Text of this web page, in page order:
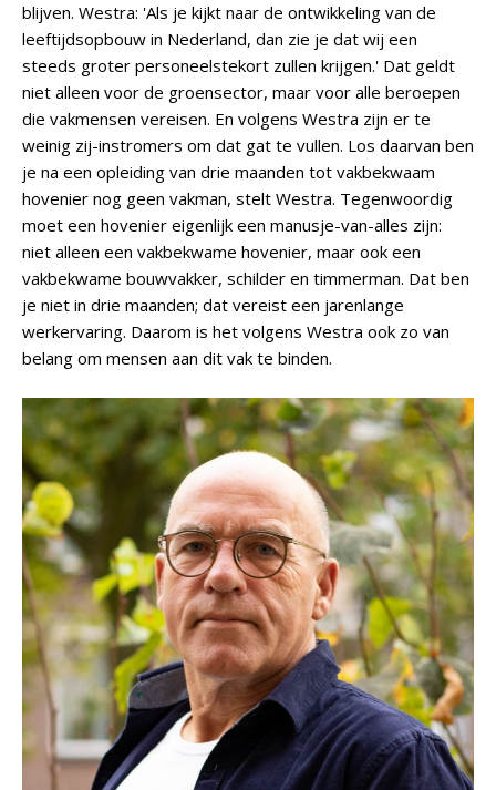
blijven. Westra: 'Als je kijkt naar de ontwikkeling van de
leeftijdsopbouw in Nederland, dan zie je dat wij een
steeds groter personeelstekort zullen krijgen.' Dat geldt
niet alleen voor de groensector, maar voor alle beroepen
die vakmensen vereisen. En volgens Westra zijn er te
weinig zij-instromers om dat gat te vullen. Los daarvan ben
je na een opleiding van drie maanden tot vakbekwaam
hovenier nog geen vakman, stelt Westra. Tegenwoordig
moet een hovenier eigenlijk een manusje-van-alles zijn:
niet alleen een vakbekwame hovenier, maar ook een
vakbekwame bouwvakker, schilder en timmerman. Dat ben
je niet in drie maanden; dat vereist een jarenlange
werkervaring. Daarom is het volgens Westra ook zo van
belang om mensen aan dit vak te binden.